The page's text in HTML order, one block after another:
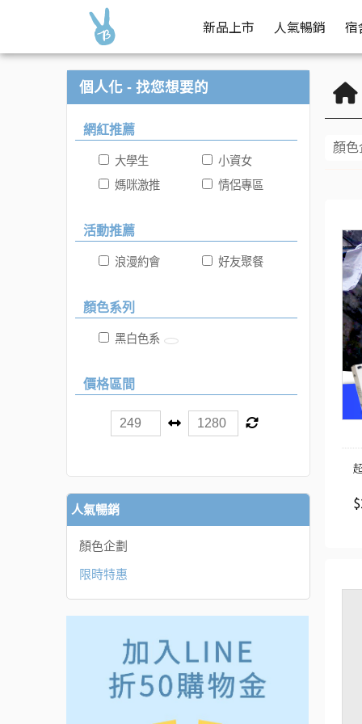
限時特惠 | Buy2 生活購物網
新品上市 人氣暢銷 宿
個人化 - 找您想要的
網紅推薦
大學生
小資女
媽咪激推
情侶專區
活動推薦
浪漫約會 好友聚餐
顏色系列
黑白色系
價格區間
人氣暢銷
顏色企劃
限時特惠
顏色